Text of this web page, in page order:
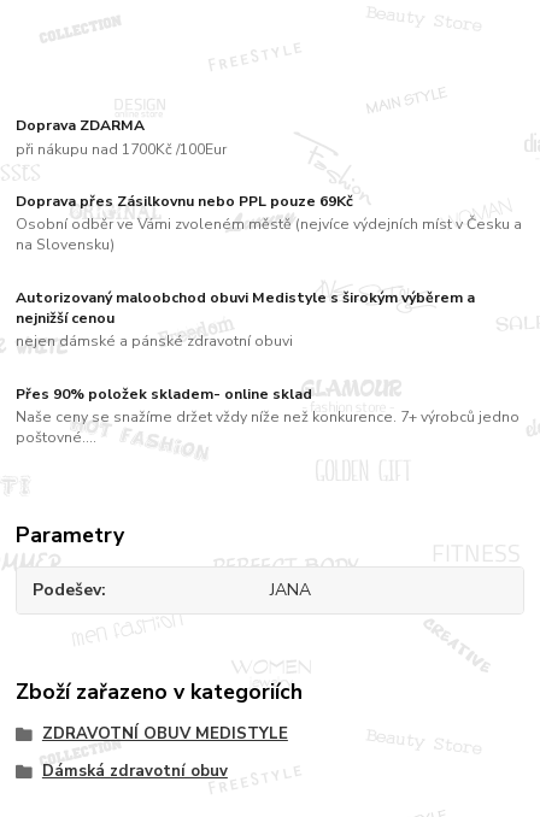
Doprava ZDARMA
při nákupu nad 1700Kč /100Eur
Doprava přes Zásilkovnu nebo PPL pouze 69Kč
Osobní odběr ve Vámi zvoleném městě (nejvíce výdejních míst v Česku a
na Slovensku)
Autorizovaný maloobchod obuvi Medistyle s širokým výběrem a
nejnižší cenou
nejen dámské a pánské zdravotní obuvi
Přes 90% položek skladem- online sklad
Naše ceny se snažíme držet vždy níže než konkurence. 7+ výrobců jedno
poštovné....
Parametry
Podešev JANA
Zboží zařazeno v kategoriích
ZDRAVOTNÍ OBUV MEDISTYLE
Dámská zdravotní obuv